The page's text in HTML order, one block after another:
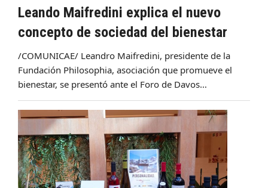
Leando Maifredini explica el nuevo
concepto de sociedad del bienestar
/COMUNICAE/ Leandro Maifredini, presidente de la
Fundación Philosophia, asociación que promueve el
bienestar, se presentó ante el Foro de Davos…